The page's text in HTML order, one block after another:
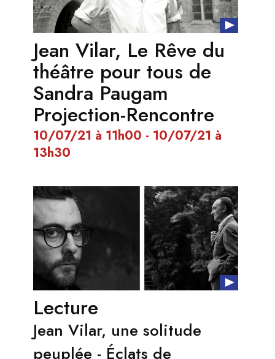
Jean Vilar, Le Rêve du
théâtre pour tous de
Sandra Paugam
Projection-Rencontre
10/07/21 à 11h00 - 10/07/21 à
13h30
Lecture
Jean Vilar, une solitude
peuplée - Éclats de